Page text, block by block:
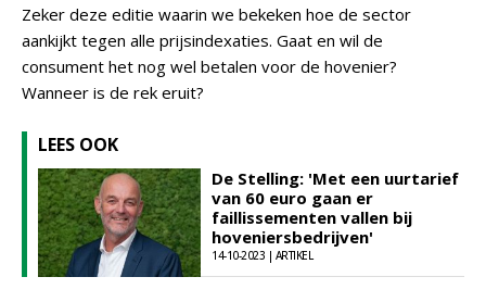
Zeker deze editie waarin we bekeken hoe de sector
aankijkt tegen alle prijsindexaties. Gaat en wil de
consument het nog wel betalen voor de hovenier?
Wanneer is de rek eruit?
LEES OOK
De Stelling: 'Met een uurtarief
van 60 euro gaan er
faillissementen vallen bij
hoveniersbedrijven'
14-10-2023 | ARTIKEL